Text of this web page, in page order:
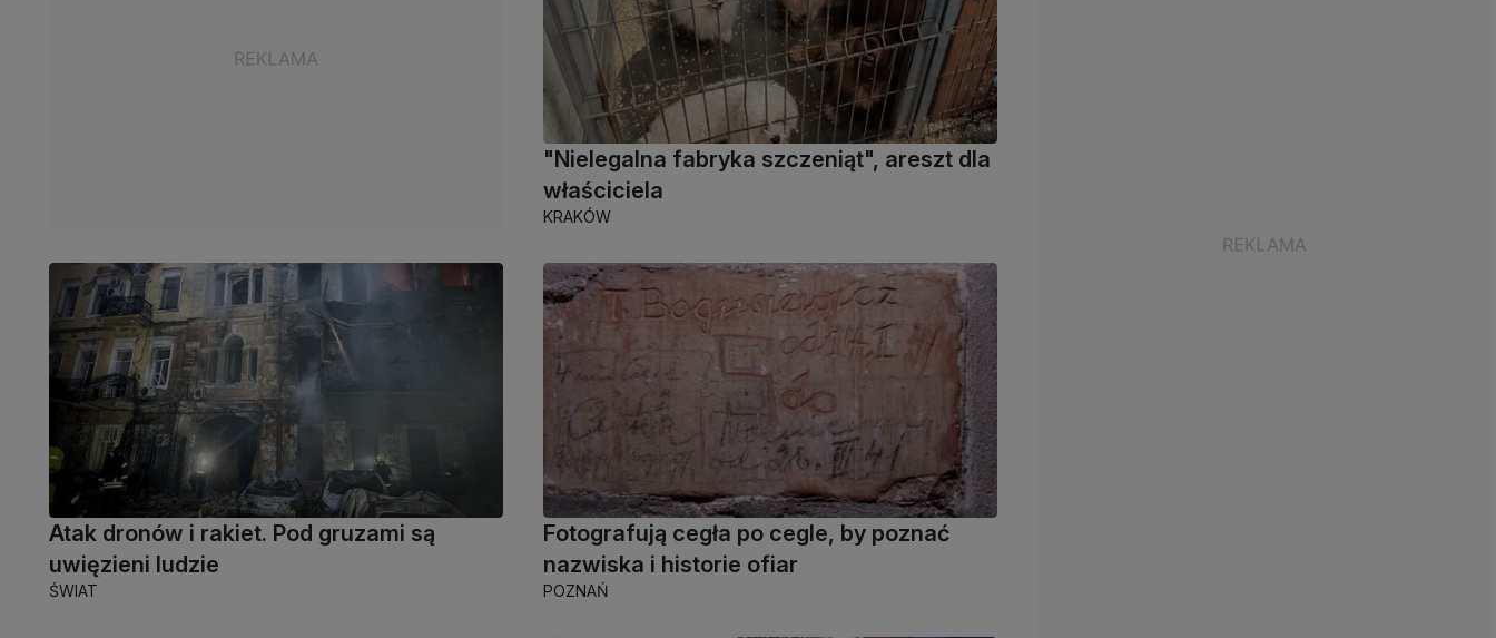
"Nielegalna fabryka szczeniąt", areszt dla
właściciela
KRAKÓW
Atak dronów i rakiet. Pod gruzami są
uwięzieni ludzie
ŚWIAT
Fotografują cegła po cegle, by poznać
nazwiska i historie ofiar
POZNAŃ